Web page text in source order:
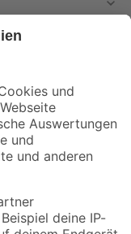
mehr verpassen!